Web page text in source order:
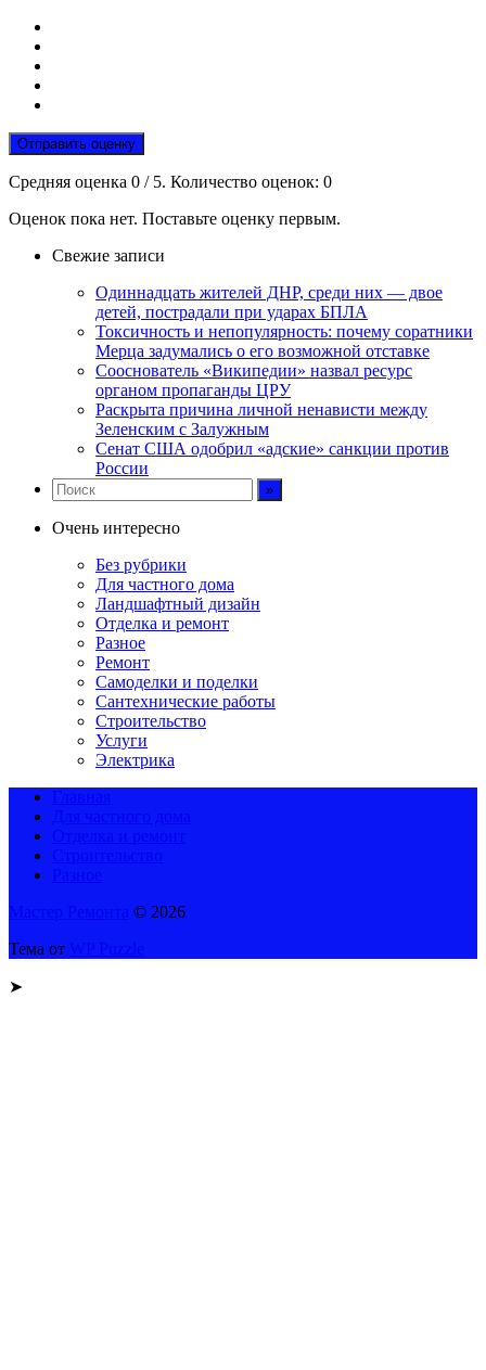
Отправить оценку
Средняя оценка 0 / 5. Количество оценок: 0
Оценок пока нет. Поставьте оценку первым.
Свежие записи
Одиннадцать жителей ДНР, среди них — двое
детей, пострадали при ударах БПЛА
Токсичность и непопулярность: почему соратники
Мерца задумались о его возможной отставке
Сооснователь «Википедии» назвал ресурс
органом пропаганды ЦРУ
Раскрыта причина личной ненависти между
Зеленским с Залужным
Сенат США одобрил «адские» санкции против
России
Очень интересно
Без рубрики
Для частного дома
Ландшафтный дизайн
Отделка и ремонт
Разное
Ремонт
Самоделки и поделки
Сантехнические работы
Строительство
Услуги
Электрика
© 2026
Тема от
➤